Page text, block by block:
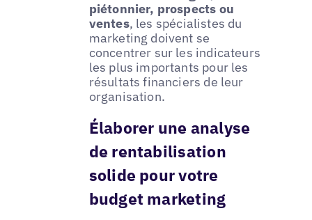
piétonnier, prospects ou
ventes, les spécialistes du
marketing doivent se
concentrer sur les indicateurs
les plus importants pour les
résultats financiers de leur
organisation.
Élaborer une analyse
de rentabilisation
solide pour votre
budget marketing